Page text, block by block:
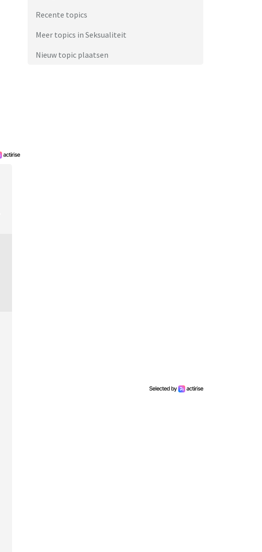
Recente topics
Meer topics in Seksualiteit
Nieuw topic plaatsen